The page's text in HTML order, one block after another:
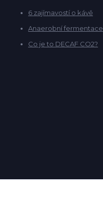
6 zajímavostí o kávě
Anaerobní fermentace
Co je to DECAF CO2?